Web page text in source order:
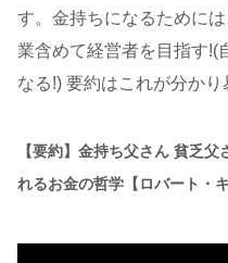
す。金持ちになるために
業含めて経営者を目指す!(
なる!) 要約はこれが分かり
【要約】金持ち父さん 貧乏
れるお金の哲学【ロバート・キ